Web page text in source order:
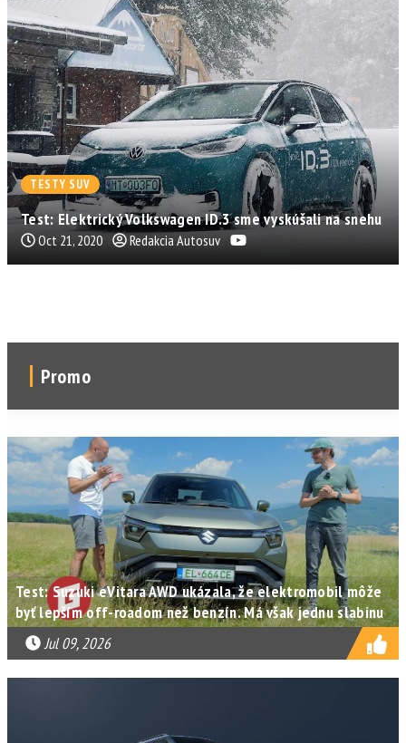
TESTY SUV
Test: Elektrický Volkswagen ID.3 sme vyskúšali na snehu
Oct 21, 2020 Redakcia Autosuv
Promo
Test: Suzuki eVitara AWD ukázala, že elektromobil môže
byť lepším off-roadom než benzín. Má však jednu slabinu
Jul 09, 2026